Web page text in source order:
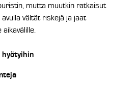
mutta muutkin ratkaisut
vältät riskejä ja jaat
hyötyihin